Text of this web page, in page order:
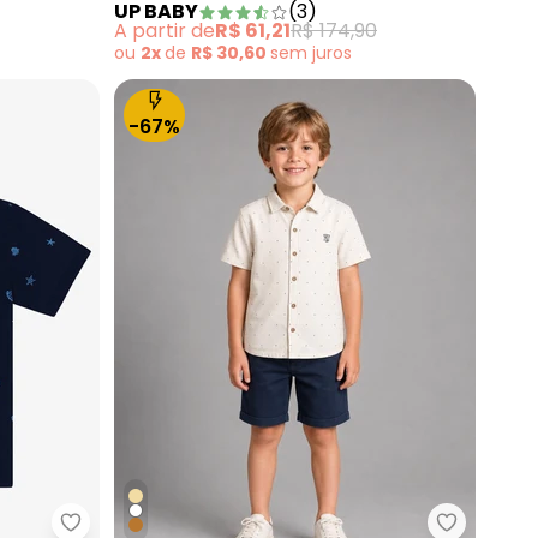
Branco
UP BABY (3)
A partir deR$ 61,21R$ 174,90
ou 2xde R$ 30,60 sem juros
-67%